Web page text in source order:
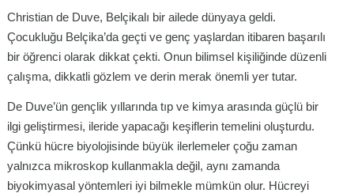
Christian de Duve, Belçikalı bir ailede dünyaya geldi.
Çocukluğu Belçika’da geçti ve genç yaşlardan itibaren başarılı
bir öğrenci olarak dikkat çekti. Onun bilimsel kişiliğinde düzenli
çalışma, dikkatli gözlem ve derin merak önemli yer tutar.
De Duve’ün gençlik yıllarında tıp ve kimya arasında güçlü bir
ilgi geliştirmesi, ileride yapacağı keşiflerin temelini oluşturdu.
Çünkü hücre biyolojisinde büyük ilerlemeler çoğu zaman
yalnızca mikroskop kullanmakla değil, aynı zamanda
biyokimyasal yöntemleri iyi bilmekle mümkün olur. Hücreyi